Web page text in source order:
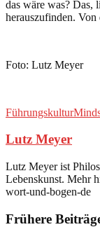
das wäre was? Das,
herauszufinden. Von
Foto: Lutz Meyer
Führungskultur
Lutz Meyer
Lutz Meyer ist
Lebenskunst. Mehr
wort-und-bogen-de
Frühere